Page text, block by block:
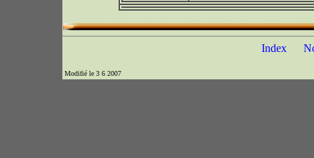
Index
Modifié le 3 6 2007